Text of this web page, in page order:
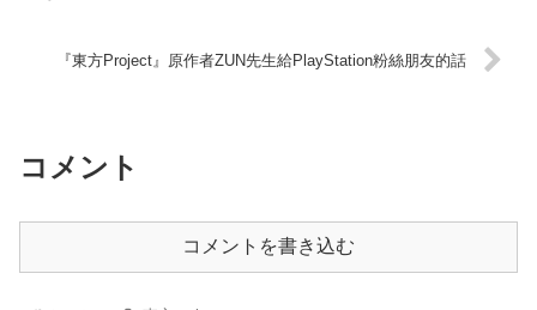
『東方Project』原作者ZUN先生給PlayStation粉絲朋友的話
コメント
コメントを書き込む